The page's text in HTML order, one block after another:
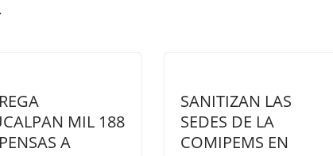
MIL 188
A
SANITIZAN LAS
SEDES DE LA
COMIPEMS EN